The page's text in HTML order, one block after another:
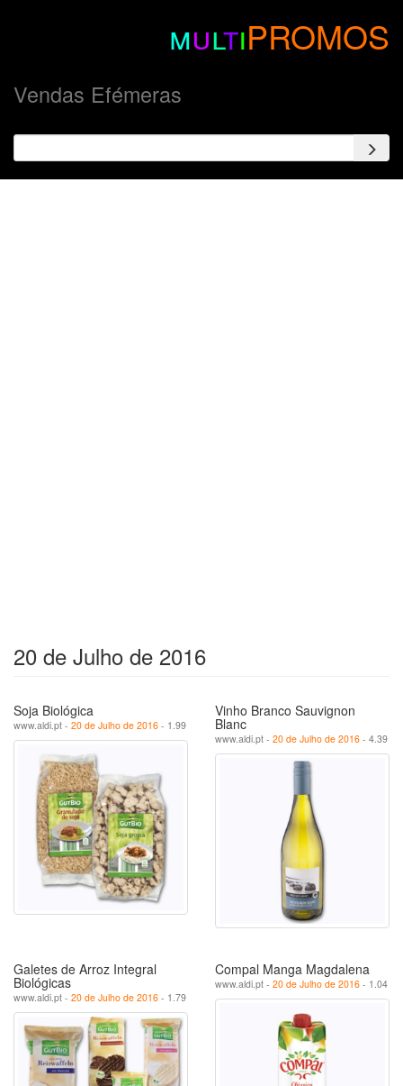
multiPROMOS
Vendas Efémeras
20 de Julho de 2016
Soja Biológica
www.aldi.pt - 20 de Julho de 2016 - 1.99
Vinho Branco Sauvignon
Blanc
www.aldi.pt - 20 de Julho de 2016 - 4.39
Galetes de Arroz Integral
Biológicas
www.aldi.pt - 20 de Julho de 2016 - 1.79
Compal Manga Magdalena
www.aldi.pt - 20 de Julho de 2016 - 1.04